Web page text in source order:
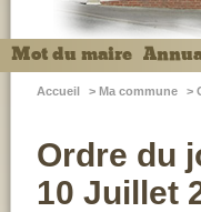
Mot du maire
Accueil > Ma commune >
Ordre du
10 Juillet